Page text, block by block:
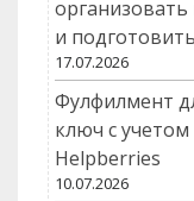
и
17.07.2026
Фулфилмент
ключ с
Helpberries
10.07.2026